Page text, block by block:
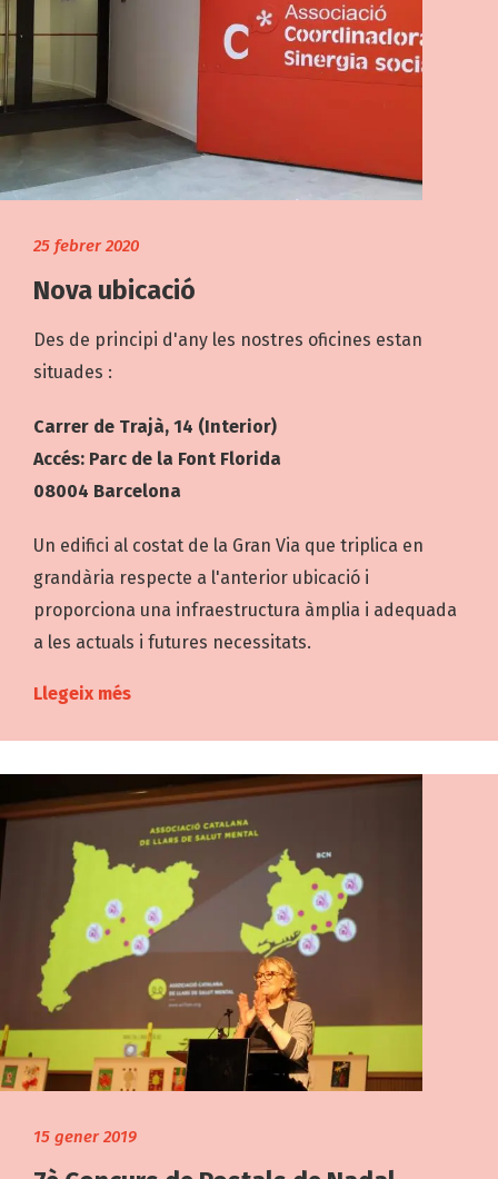
25 febrer 2020
Nova ubicació
Des de principi d'any les nostres oficines estan
situades :
Carrer de Trajà, 14 (Interior)
Accés: Parc de la Font Florida
08004 Barcelona
Un edifici al costat de la Gran Via que triplica en
grandària respecte a l'anterior ubicació i
proporciona una infraestructura àmplia i adequada
a les actuals i futures necessitats.
Llegeix més
15 gener 2019